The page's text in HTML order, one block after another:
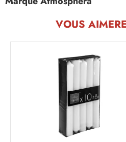
VOUS